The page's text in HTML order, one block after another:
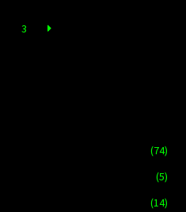
3
(74)
(5)
(14)